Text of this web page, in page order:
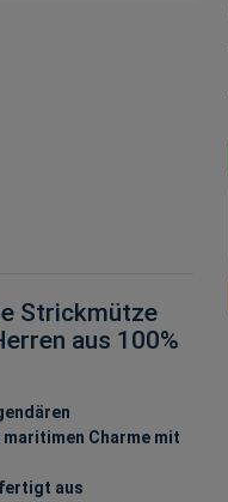
Strickmütze
aus 100%
Charme mit
aus